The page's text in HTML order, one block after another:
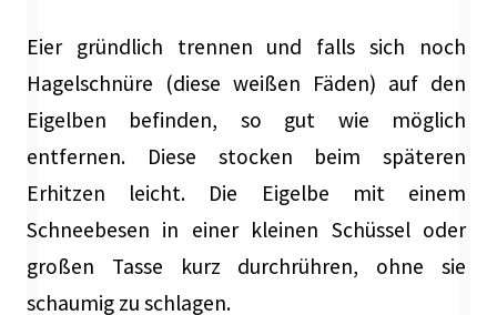
Eier gründlich trennen und falls sich noch
Hagelschnüre (diese weißen Fäden) auf den
Eigelben befinden, so gut wie möglich
entfernen. Diese stocken beim späteren
Erhitzen leicht. Die Eigelbe mit einem
Schneebesen in einer kleinen Schüssel oder
großen Tasse kurz durchrühren, ohne sie
schaumig zu schlagen.